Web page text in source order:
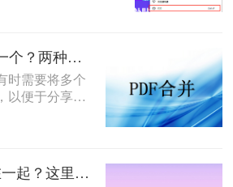
还散着，甲方
如何把5个pdf弄成一个？两种实用方法详解分享！
时需要将多个
以便于分享、
把5个pdf弄成
种将五个PDF
两份pdf怎么合并在一起？这里分享4个合并方法！